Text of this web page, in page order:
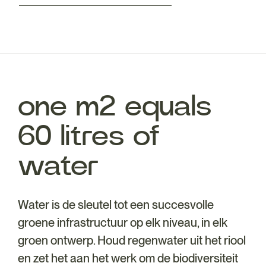
one m2 equals
60 litres of
water
Water is de sleutel tot een succesvolle
groene infrastructuur op elk niveau, in elk
groen ontwerp. Houd regenwater uit het riool
en zet het aan het werk om de biodiversiteit